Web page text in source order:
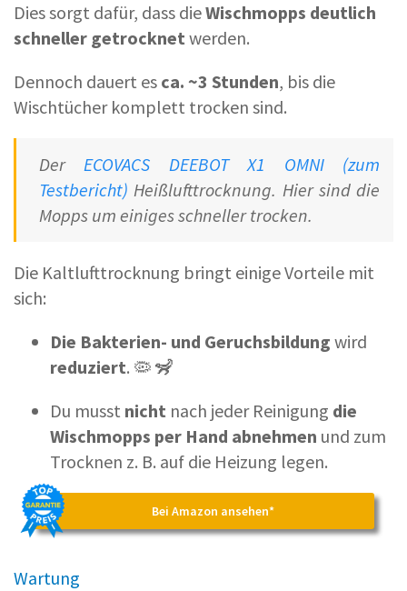
Dies sorgt dafür, dass dieWischmopps deutlich
schneller getrocknet werden.
Dennoch dauert es ca. ~3 Stunden, bis die
Wischtücher komplett trocken sind.
DerECOVACS DEEBOT X1 OMNI (zum
Testbericht) Heißlufttrocknung. Hier sind die
Mopps um einiges schneller trocken.
Die Kaltlufttrocknung bringt einige Vorteile mit
sich:
Die Bakterien- und Geruchsbildung wird
reduziert. 🦠 🦨
Du musst nicht nach jeder Reinigung die
Wischmopps per Hand abnehmen und zum
Trocknen z. B. auf die Heizung legen.
Bei Amazon ansehen*
Wartung